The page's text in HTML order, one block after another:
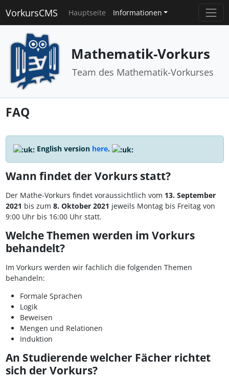
VorkursCMS Hauptseite Informationen
Mathematik-Vorkurs
Team des Mathematik-Vorkurses
FAQ
English version here.
Wann findet der Vorkurs statt?
Der Mathe-Vorkurs findet voraussichtlich vom 13. September
2021 bis zum 8. Oktober 2021 jeweils Montag bis Freitag von
9:00 Uhr bis 16:00 Uhr statt.
Welche Themen werden im Vorkurs
behandelt?
Im Vorkurs werden wir fachlich die folgenden Themen
behandeln:
Formale Sprachen
Logik
Beweisen
Mengen und Relationen
Induktion
An Studierende welcher Fächer richtet
sich der Vorkurs?